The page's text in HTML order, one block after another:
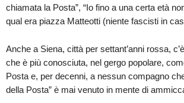
chiamata la Posta”, “Io fino a una certa età
qual era piazza Matteotti (niente fascisti in
Anche a Siena, città per settant’anni rossa,
che è più conosciuta, nel gergo popolare,
Posta e, per decenni, a nessun compagno
della Posta” è mai venuto in mente di